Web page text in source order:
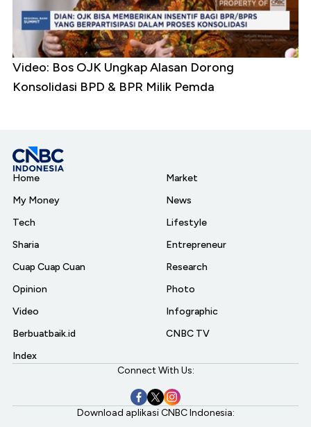
Video: Bos OJK Ungkap Alasan Dorong
Konsolidasi BPD & BPR Milik Pemda
Home
My Money
Tech
Sharia
Cuap Cuap Cuan
Opinion
Video
Berbuatbaik.id
Index
Market
News
Lifestyle
Entrepreneur
Research
Photo
Infographic
CNBC TV
Connect With Us:
Download aplikasi CNBC Indonesia: